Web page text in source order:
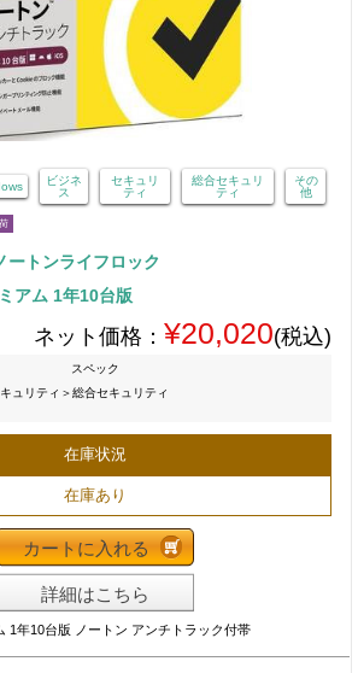
ビジネ
ス
セキュリ
ティ
総合セキュリ
ティ
その
他
トンライフロック
アム 1年10台版
ネット価格： ¥20,020(税込)
スペック
ュリティ＞総合セキュリティ
在庫状況
在庫あり
カートに入れる
詳細はこちら
1年10台版 ノートン アンチトラック付帯